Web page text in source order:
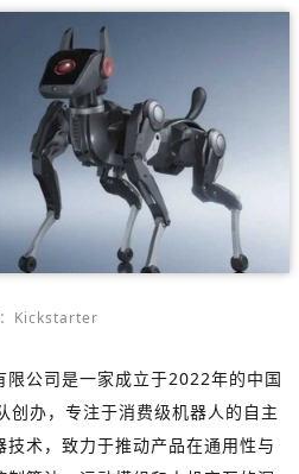
Kickstarter
公司是一家成立于2022年的中国
创办，专注于消费级机器人的自主
术，致力于推动产品在通用性与